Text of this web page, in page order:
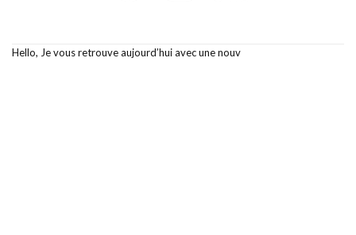
Hello, Je vous retrouve aujourd’hui avec une nouv